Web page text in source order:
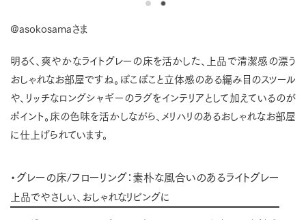
@asokosamaさま
明るく、爽やかなライトグレーの床を活かした、上品で清潔感の漂う
おしゃれなお部屋ですね。ぽこぽこと立体感のある編み目のスツール
や、リッチなロングシャギーのラグをインテリアとして加えているのが
ポイント。床の色味を活かしながら、メリハリのあるおしゃれなお部屋
に仕上げられています。
・グレーの床/フローリング：素朴な風合いのあるライトグレー
上品でやさしい、おしゃれなリビングに